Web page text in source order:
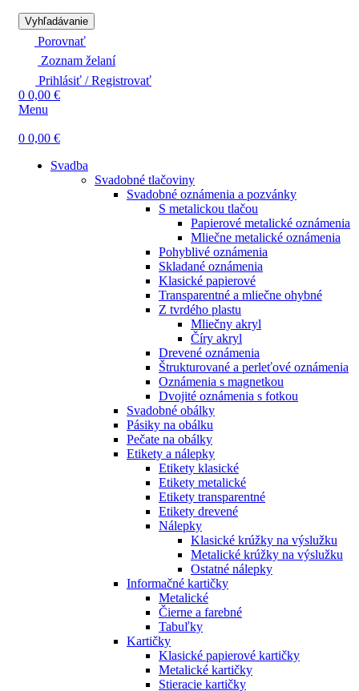
Vyhľadávanie
Porovnať
Zoznam želaní
Prihlásiť / Registrovať
0 0,00 €
Menu
0 0,00 €
Svadba
Svadobné tlačoviny
Svadobné oznámenia a pozvánky
S metalickou tlačou
Papierové metalické oznámenia
Mliečne metalické oznámenia
Pohyblivé oznámenia
Skladané oznámenia
Klasické papierové
Transparentné a mliečne ohybné
Z tvrdého plastu
Mliečny akryl
Číry akryl
Drevené oznámenia
Štrukturované a perleťové oznámenia
Oznámenia s magnetkou
Dvojité oznámenia s fotkou
Svadobné obálky
Pásiky na obálku
Pečate na obálky
Etikety a nálepky
Etikety klasické
Etikety metalické
Etikety transparentné
Etikety drevené
Nálepky
Klasické krúžky na výslužku
Metalické krúžky na výslužku
Ostatné nálepky
Informačné kartičky
Metalické
Čierne a farebné
Tabuľky
Kartičky
Klasické papierové kartičky
Metalické kartičky
Stieracie kartičky